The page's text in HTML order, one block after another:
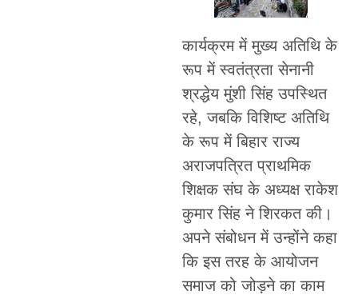
कार्यक्रम में मुख्य अतिथि के
रूप में स्वतंत्रता सेनानी
श्रद्धेय मुंशी सिंह उपस्थित
रहे, जबकि विशिष्ट अतिथि
के रूप में बिहार राज्य
अराजपत्रित प्राथमिक
शिक्षक संघ के अध्यक्ष राकेश
कुमार सिंह ने शिरकत की।
अपने संबोधन में उन्होंने कहा
कि इस तरह के आयोजन
समाज को जोड़ने का काम